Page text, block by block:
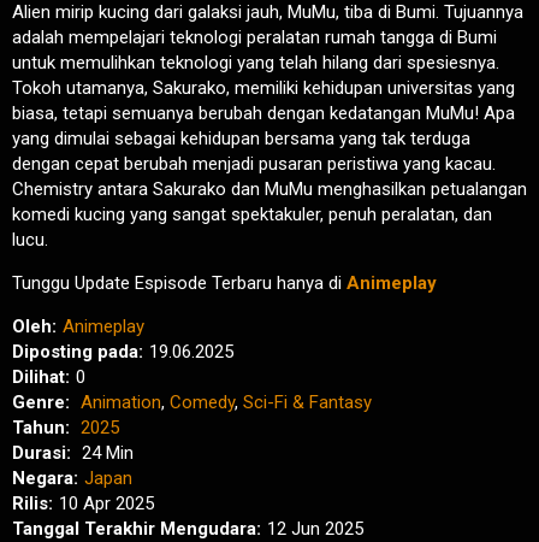
Alien mirip kucing dari galaksi jauh, MuMu, tiba di Bumi. Tujuannya
adalah mempelajari teknologi peralatan rumah tangga di Bumi
untuk memulihkan teknologi yang telah hilang dari spesiesnya.
Tokoh utamanya, Sakurako, memiliki kehidupan universitas yang
biasa, tetapi semuanya berubah dengan kedatangan MuMu! Apa
yang dimulai sebagai kehidupan bersama yang tak terduga
dengan cepat berubah menjadi pusaran peristiwa yang kacau.
Chemistry antara Sakurako dan MuMu menghasilkan petualangan
komedi kucing yang sangat spektakuler, penuh peralatan, dan
lucu.
Tunggu Update Espisode Terbaru hanya di Animeplay
Oleh: Animeplay
Diposting pada: 19.06.2025
Dilihat: 0
Genre: Animation, Comedy, Sci-Fi & Fantasy
Tahun: 2025
Durasi: 24 Min
Negara: Japan
Rilis: 10 Apr 2025
Tanggal Terakhir Mengudara: 12 Jun 2025